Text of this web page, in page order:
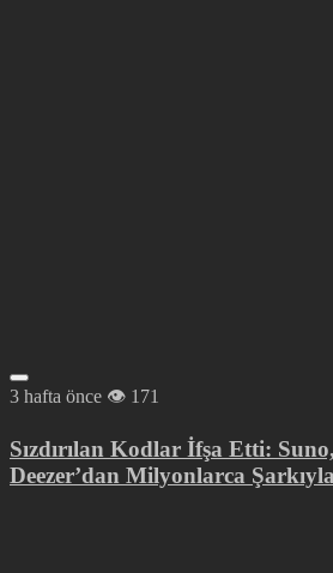
3 hafta önce 171
Sızdırılan Kodlar İfşa Etti:
Deezer’dan Milyonlarca